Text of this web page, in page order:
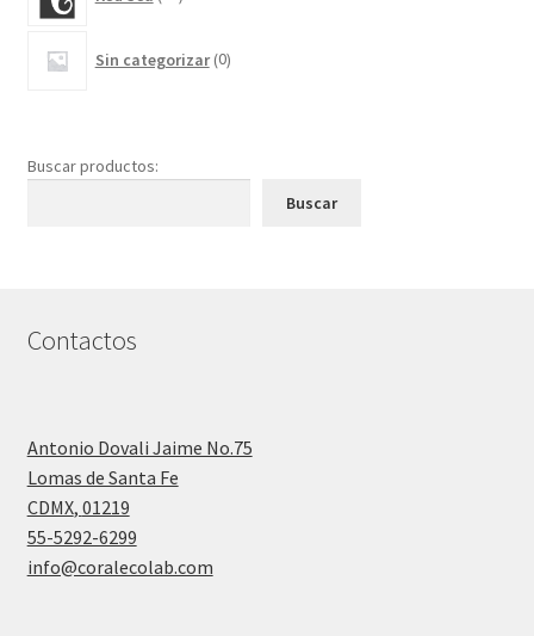
productos
Sin categorizar 0productos
Buscar productos:
Buscar
Contactos
Antonio Dovali Jaime No.75
Lomas de Santa Fe
CDMX, 01219
55-5292-6299
info@coralecolab.com